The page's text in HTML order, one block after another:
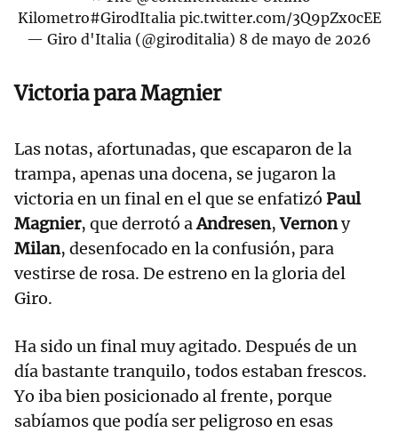
Kilometro#GirodItalia pic.twitter.com/3Q9pZx0cEE
— Giro d'Italia (@giroditalia) 8 de mayo de 2026
Victoria para Magnier
Las notas, afortunadas, que escaparon de la
trampa, apenas una docena, se jugaron la
victoria en un final en el que se enfatizó Paul
Magnier, que derrotó aAndresen,Vernony
Milan, desenfocado en la confusión, para
vestirse de rosa. De estreno en la gloria del
Giro.
Ha sido un final muy agitado. Después de un
día bastante tranquilo, todos estaban frescos.
Yo iba bien posicionado al frente, porque
sabíamos que podía ser peligroso en esas